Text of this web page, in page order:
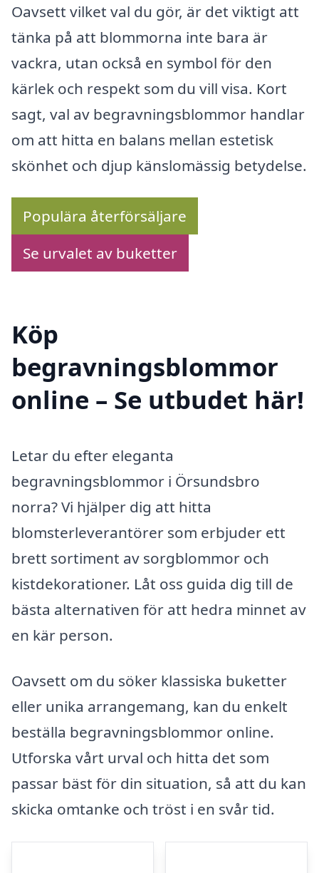
Oavsett vilket val du gör, är det viktigt att
tänka på att blommorna inte bara är
vackra, utan också en symbol för den
kärlek och respekt som du vill visa. Kort
sagt, val av begravningsblommor handlar
om att hitta en balans mellan estetisk
skönhet och djup känslomässig betydelse.
Populära återförsäljare
Se urvalet av buketter
Köp
begravningsblommor
online – Se utbudet här!
Letar du efter eleganta
begravningsblommor i Örsundsbro
norra? Vi hjälper dig att hitta
blomsterleverantörer som erbjuder ett
brett sortiment av sorgblommor och
kistdekorationer. Låt oss guida dig till de
bästa alternativen för att hedra minnet av
en kär person.
Oavsett om du söker klassiska buketter
eller unika arrangemang, kan du enkelt
beställa begravningsblommor online.
Utforska vårt urval och hitta det som
passar bäst för din situation, så att du kan
skicka omtanke och tröst i en svår tid.